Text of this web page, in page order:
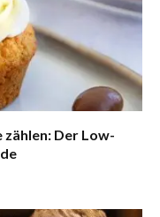
Der Low-